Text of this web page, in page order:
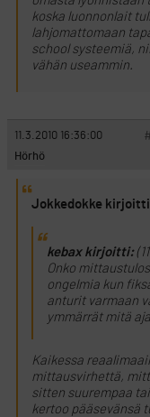
koska luonnonlait
lahjomattomaan
school systeemiä,
vähän useammin.
11.3.2010 16:36:00
Hörhö
Jokkedokke
kebax kirjoitti:
Onko
ongelmia kun
anturit varmaan
ymmärrät mitä
Kaikessa
mittausvirhettä,
sitten suurempaa
kertoo pääsevänsä